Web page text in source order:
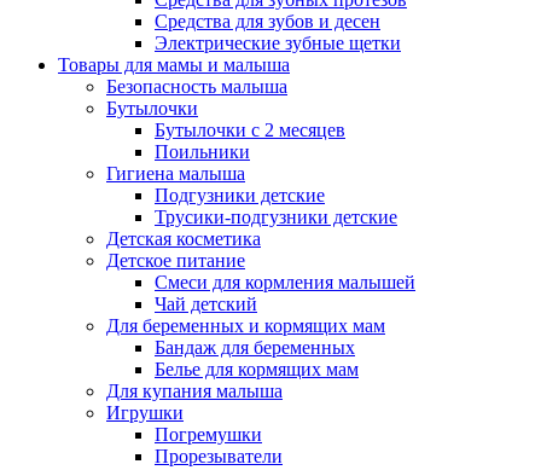
Средства для зубов и десен
Электрические зубные щетки
Товары для мамы и малыша
Безопасность малыша
Бутылочки
Бутылочки с 2 месяцев
Поильники
Гигиена малыша
Подгузники детские
Трусики-подгузники детские
Детская косметика
Детское питание
Смеси для кормления малышей
Чай детский
Для беременных и кормящих мам
Бандаж для беременных
Белье для кормящих мам
Для купания малыша
Игрушки
Погремушки
Прорезыватели